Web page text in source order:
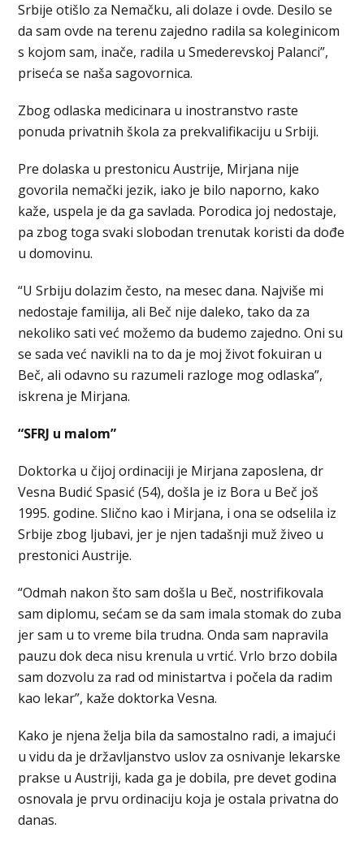
Srbije otišlo za Nemačku, ali dolaze i ovde. Desilo se
da sam ovde na terenu zajedno radila sa koleginicom
s kojom sam, inače, radila u Smederevskoj Palanci”,
priseća se naša sagovornica.
Zbog odlaska medicinara u inostranstvo raste
ponuda privatnih škola za prekvalifikaciju u Srbiji.
Pre dolaska u prestonicu Austrije, Mirjana nije
govorila nemački jezik, iako je bilo naporno, kako
kaže, uspela je da ga savlada. Porodica joj nedostaje,
pa zbog toga svaki slobodan trenutak koristi da dođe
u domovinu.
“U Srbiju dolazim često, na mesec dana. Najviše mi
nedostaje familija, ali Beč nije daleko, tako da za
nekoliko sati već možemo da budemo zajedno. Oni su
se sada već navikli na to da je moj život fokuiran u
Beč, ali odavno su razumeli razloge mog odlaska”,
iskrena je Mirjana.
“SFRJ u malom”
Doktorka u čijoj ordinaciji je Mirjana zaposlena, dr
Vesna Budić Spasić (54), došla je iz Bora u Beč još
1995. godine. Slično kao i Mirjana, i ona se odselila iz
Srbije zbog ljubavi, jer je njen tadašnji muž živeo u
prestonici Austrije.
“Odmah nakon što sam došla u Beč, nostrifikovala
sam diplomu, sećam se da sam imala stomak do zuba
jer sam u to vreme bila trudna. Onda sam napravila
pauzu dok deca nisu krenula u vrtić. Vrlo brzo dobila
sam dozvolu za rad od ministartva i počela da radim
kao lekar”, kaže doktorka Vesna.
Kako je njena želja bila da samostalno radi, a imajući
u vidu da je državljanstvo uslov za osnivanje lekarske
prakse u Austriji, kada ga je dobila, pre devet godina
osnovala je prvu ordinaciju koja je ostala privatna do
danas.